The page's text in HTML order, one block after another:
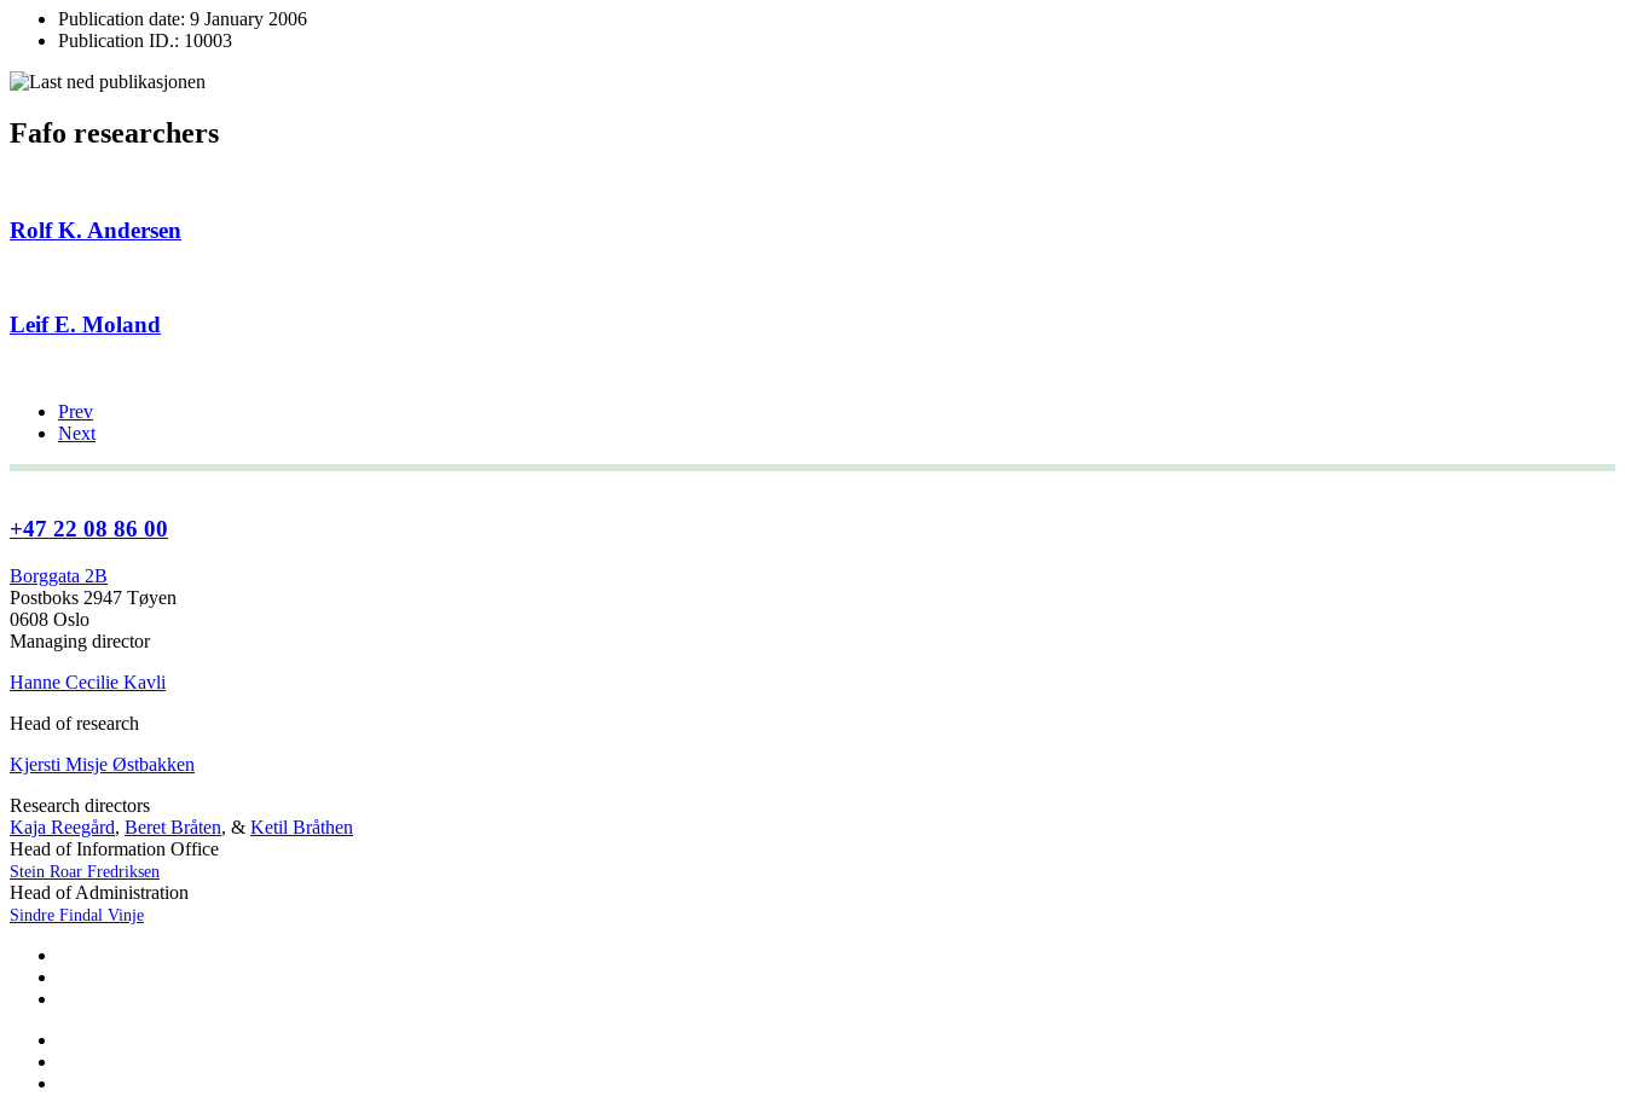
Publication date: 9 January 2006
Publication ID.: 10003
Fafo researchers
Rolf K. Andersen
Leif E. Moland
Prev
Next
+47 22 08 86 00
Borggata 2B
Postboks 2947 Tøyen
0608 Oslo
Managing director
Hanne Cecilie Kavli
Head of research
Kjersti Misje Østbakken
Research directors
Kaja Reegård, Beret Bråten, & Ketil Bråthen
Head of Information Office
Stein Roar Fredriksen
Head of Administration
Sindre Findal Vinje